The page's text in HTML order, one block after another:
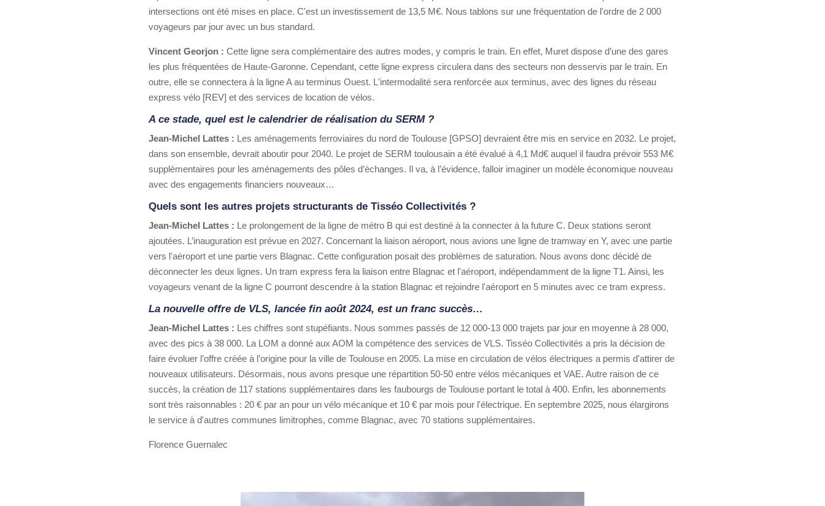
intersections ont été mises en place. C'est un investissement de 13,5 M€. Nous tablons sur une fréquentation de l'ordre de 2 000
voyageurs par jour avec un bus standard.
Vincent Georjon : Cette ligne sera complémentaire des autres modes, y compris le train. En effet, Muret dispose d’une des gares
les plus fréquentées de Haute-Garonne. Cependant, cette ligne express circulera dans des secteurs non desservis par le train. En
outre, elle se connectera à la ligne A au terminus Ouest. L'intermodalité sera renforcée aux terminus, avec des lignes du réseau
express vélo [REV] et des services de location de vélos.
A ce stade, quel est le calendrier de réalisation du SERM ?
Jean-Michel Lattes : Les aménagements ferroviaires du nord de Toulouse [GPSO] devraient être mis en service en 2032. Le projet,
dans son ensemble, devrait aboutir pour 2040. Le projet de SERM toulousain a été évalué à 4,1 Md€ auquel il faudra prévoir 553 M€
supplémentaires pour les aménagements des pôles d’échanges. Il va, à l’évidence, falloir imaginer un modèle économique nouveau
avec des engagements financiers nouveaux…
Quels sont les autres projets structurants de Tisséo Collectivités ?
Jean-Michel Lattes : Le prolongement de la ligne de métro B qui est destiné à la connecter à la future C. Deux stations seront
ajoutées. L’inauguration est prévue en 2027. Concernant la liaison aéroport, nous avions une ligne de tramway en Y, avec une partie
vers l'aéroport et une partie vers Blagnac. Cette configuration posait des problèmes de saturation. Nous avons donc décidé de
déconnecter les deux lignes. Un tram express fera la liaison entre Blagnac et l'aéroport, indépendamment de la ligne T1. Ainsi, les
voyageurs venant de la ligne C pourront descendre à la station Blagnac et rejoindre l'aéroport en 5 minutes avec ce tram express.
La nouvelle offre de VLS, lancée fin août 2024, est un franc succès…
Jean-Michel Lattes : Les chiffres sont stupéfiants. Nous sommes passés de 12 000-13 000 trajets par jour en moyenne à 28 000,
avec des pics à 38 000. La LOM a donné aux AOM la compétence des services de VLS. Tisséo Collectivités a pris la décision de
faire évoluer l’offre créée à l’origine pour la ville de Toulouse en 2005. La mise en circulation de vélos électriques a permis d'attirer de
nouveaux utilisateurs. Désormais, nous avons presque une répartition 50-50 entre vélos mécaniques et VAE. Autre raison de ce
succès, la création de 117 stations supplémentaires dans les faubourgs de Toulouse portant le total à 400. Enfin, les abonnements
sont très raisonnables : 20 € par an pour un vélo mécanique et 10 € par mois pour l'électrique. En septembre 2025, nous élargirons
le service à d'autres communes limitrophes, comme Blagnac, avec 70 stations supplémentaires.
Florence Guernalec